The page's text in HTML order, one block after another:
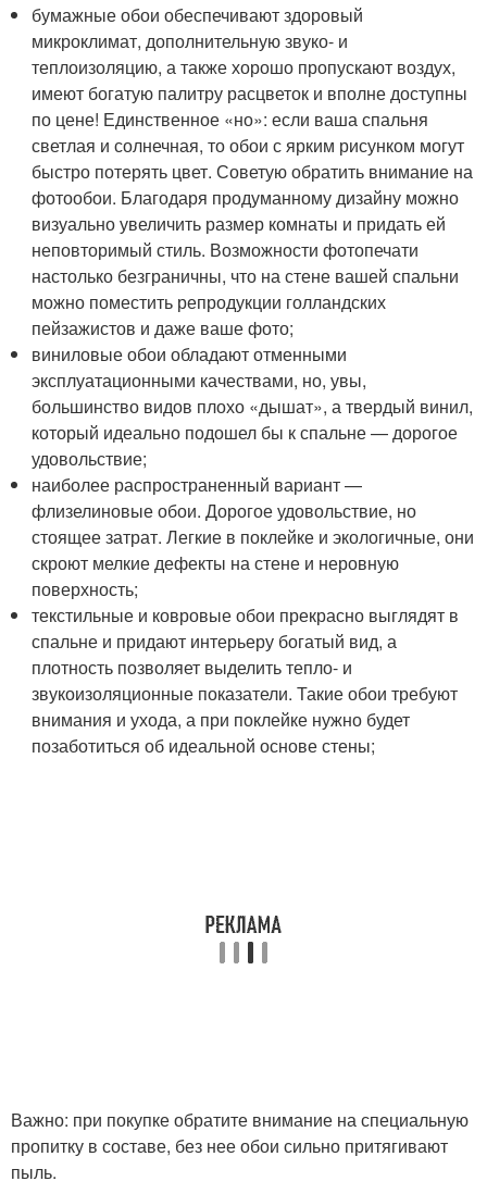
бумажные обои обеспечивают здоровый
микроклимат, дополнительную звуко- и
теплоизоляцию, а также хорошо пропускают воздух,
имеют богатую палитру расцветок и вполне доступны
по цене! Единственное «но»: если ваша спальня
светлая и солнечная, то обои с ярким рисунком могут
быстро потерять цвет. Советую обратить внимание на
фотообои. Благодаря продуманному дизайну можно
визуально увеличить размер комнаты и придать ей
неповторимый стиль. Возможности фотопечати
настолько безграничны, что на стене вашей спальни
можно поместить репродукции голландских
пейзажистов и даже ваше фото;
виниловые обои обладают отменными
эксплуатационными качествами, но, увы,
большинство видов плохо «дышат», а твердый винил,
который идеально подошел бы к спальне — дорогое
удовольствие;
наиболее распространенный вариант —
флизелиновые обои. Дорогое удовольствие, но
стоящее затрат. Легкие в поклейке и экологичные, они
скроют мелкие дефекты на стене и неровную
поверхность;
текстильные и ковровые обои прекрасно выглядят в
спальне и придают интерьеру богатый вид, а
плотность позволяет выделить тепло- и
звукоизоляционные показатели. Такие обои требуют
внимания и ухода, а при поклейке нужно будет
позаботиться об идеальной основе стены;
Важно: при покупке обратите внимание на специальную
пропитку в составе, без нее обои сильно притягивают
пыль.